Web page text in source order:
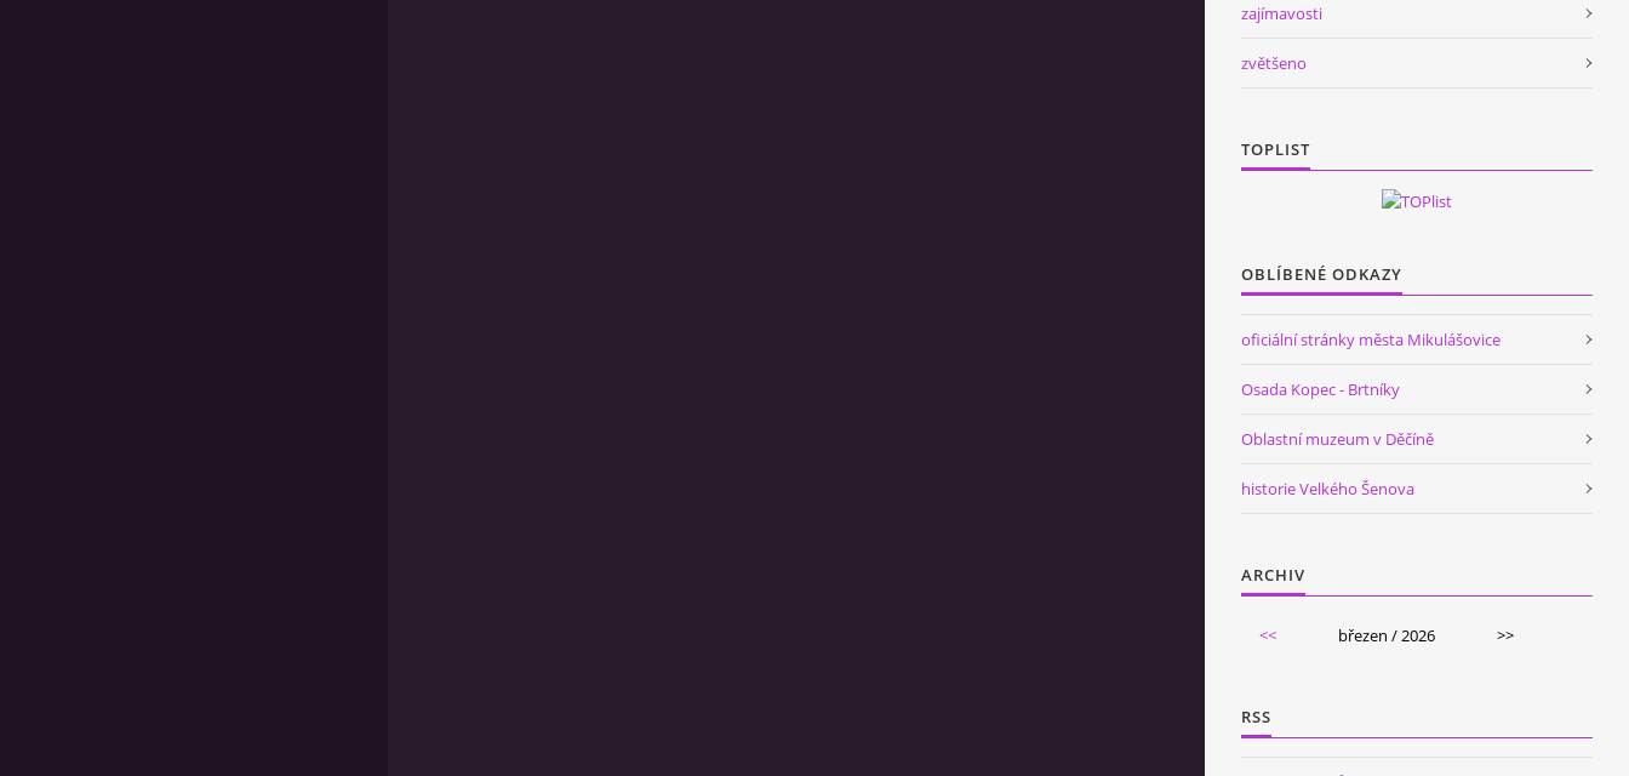
zajímavosti
zvětšeno
TOPLIST
OBLÍBENÉ ODKAZY
oficiální stránky města Mikulášovice
Osada Kopec - Brtníky
Oblastní muzeum v Děčíně
historie Velkého Šenova
ARCHIV
<< březen / 2026 >>
RSS